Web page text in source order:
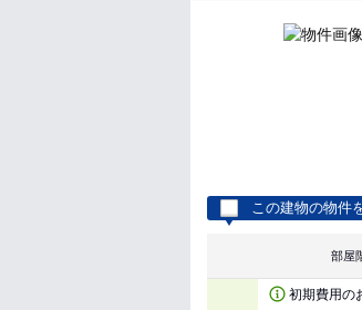
この建物の物件
部屋
初期費用の